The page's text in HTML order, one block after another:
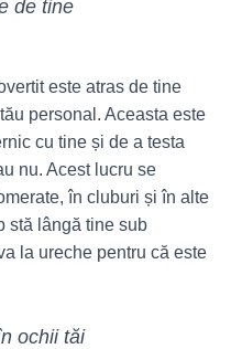
de tine
este atras de tine
personal. Aceasta este
cu tine și de a testa
nu. Acest lucru se
în cluburi și în alte
stă lângă tine sub
la ureche pentru că este
ochii tăi